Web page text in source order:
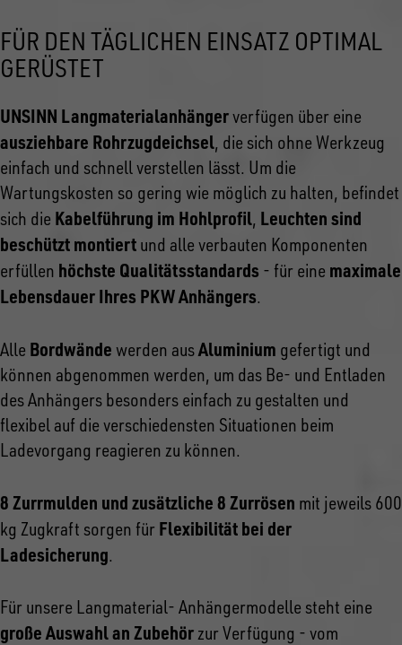
FÜR DEN TÄGLICHEN EINSATZ OPTIMAL
GERÜSTET
UNSINN Langmaterialanhängerverfügen über eine
ausziehbare Rohrzugdeichsel, die sich ohne Werkzeug
einfach und schnell verstellen lässt. Um die
Wartungskosten so gering wie möglich zu halten, befindet
sich die Kabelführung im Hohlprofil, Leuchten sind
beschützt montiert und alle verbauten Komponenten
erfüllen höchste Qualitätsstandards - für eine maximale
Lebensdauer Ihres PKW Anhängers.
Alle Bordwände werden ausAluminium gefertigt und
können abgenommen werden, um das Be- und Entladen
des Anhängers besonders einfach zu gestalten und
flexibel auf die verschiedensten Situationen beim
Ladevorgang reagieren zu können.
8 Zurrmulden und zusätzliche 8 Zurrösen mit jeweils 600
kg Zugkraft sorgen für Flexibilität bei der
Ladesicherung.
Für unsere Langmaterial- Anhängermodelle steht eine
große Auswahl an Zubehör zur Verfügung - vom